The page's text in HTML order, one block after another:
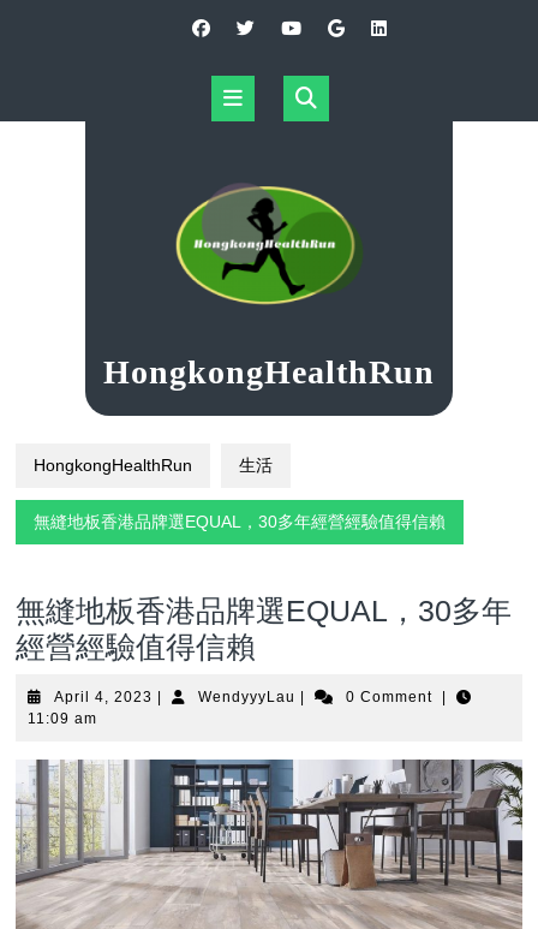
Open
HongkongHealthRun
HongkongHealthRun 生活
無縫地板香港品牌選EQUAL，30多年經營經驗值得信賴
無縫地板香港品牌選EQUAL，30多年
經營經驗值得信賴
April 4, 2023 April
WendyyyLau WendyyyLau
0 Comment
11:09 am